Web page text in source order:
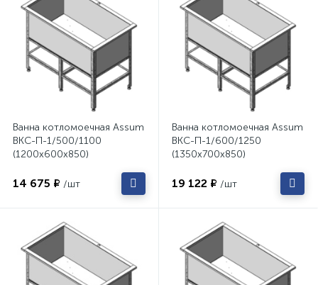
Ванна котломоечная Assum
ВКС-П-1/500/1100
(1200х600х850)
14 675 ₽ /шт
Ванна котломоечная Assum
ВКС-П-1/600/1250
(1350х700х850)
19 122 ₽ /шт